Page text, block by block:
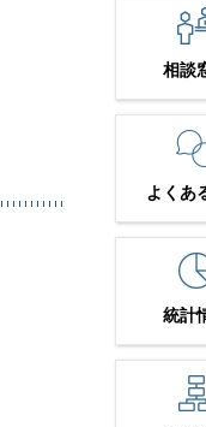
相談
よくあ
統計